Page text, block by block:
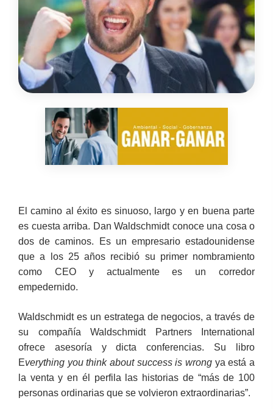
El camino al éxito es sinuoso, largo y en buena parte
es cuesta arriba. Dan Waldschmidt conoce una cosa o
dos de caminos. Es un empresario estadounidense
que a los 25 años recibió su primer nombramiento
como CEO y actualmente es un corredor
empedernido.
Waldschmidt es un estratega de negocios, a través de
su compañía Waldschmidt Partners International
ofrece asesoría y dicta conferencias. Su libro
Everything you think about success is wrong ya está a
la venta y en él perfila las historias de “más de 100
personas ordinarias que se volvieron extraordinarias”.